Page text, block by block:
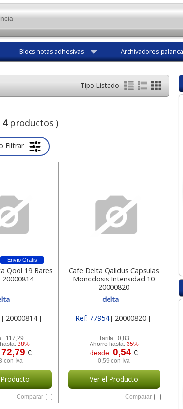
Blocs notas adhesivas Archivadores palanca
Tipo Listado
4productos )
Filtrar
Envío Gratis
Qool 19 Bares
20000814
[ 20000814 ]
:117,29
38%
72,79€
con Iva
Comparar
Cafe Delta Qalidus Capsulas
Monodosis Intensidad 10
20000820
delta
Ref: 77954[ 20000820 ]
Tarifa :0,83
Ahorro hasta: 35%
desde:0,54€
0,59 con Iva
Ver el Producto
Comparar